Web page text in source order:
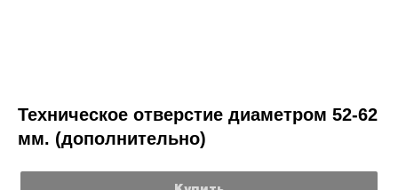
Техническое отверстие диаметром 52-62
мм. (дополнительно)